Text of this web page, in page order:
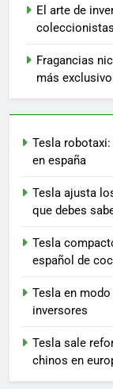
El arte de
Fragancias
más
Tesla
en españa
Tesla ajusta
que debes
Tesla
español de
Tesla en
inversores
Tesla sale
chinos en